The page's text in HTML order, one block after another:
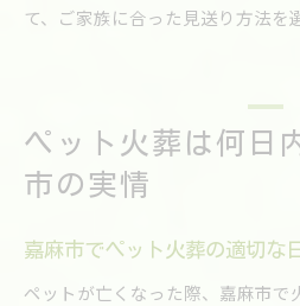
て、ご家族に合った見送り方法を
ペット火葬は何日
市の実情
嘉麻市でペット火葬の適切な
ペットが亡くなった際、嘉麻市で